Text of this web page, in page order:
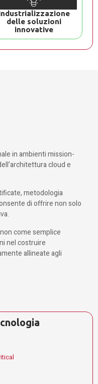
delle soluzioni
innovative
in ambienti mission-
cloud e
metodologia
di offrire non solo
come semplice
nel costruire
allineate agli